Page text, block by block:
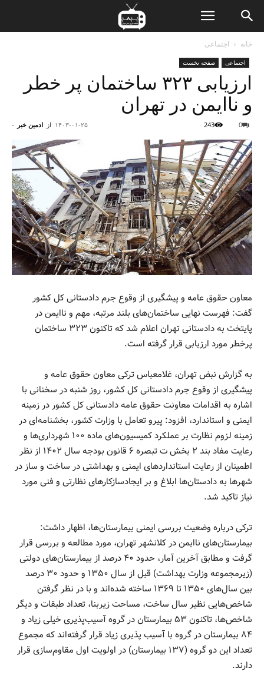
خانه اجتماعی
اجتماعی صفحه نخست
ارزیابی ۳۲۳ ساختمان پر خطر
و ناایمن در تهران
از ادمین خبر - ۱۴۰۳-۰۱-۲۵ 0
243
معاون حقوق عامه و پیشگیری از وقوع جرم دادستانی کل کشور
گفت: فهرست نهایی ساختمان‌های بلند مرتبه، مهم و ناایمن در
پایتخت به دادستانی تهران اعلام شد که تاکنون ۳۲۳ ساختمان
پرخطر مورد ارزیابی قرار گرفته است.
به گزارش نبض تهران، غلامعباس ترکی معاون حقوق عامه و
پیشگیری از وقوع جرم دادستانی کل کشور، روز شنبه در سخنانی با
اشاره به اقدامات معاونت حقوق عامه دادستانی کل کشور در زمینه
ایمنی و استاندارد، افزود: پیرو تعامل با وزارت کشور، بخشنامه‌ای در
زمینه لزوم نظارت بر عملکرد کمیسیون‌های ماده ۱۰۰ شهرداری‌ها و
رعایت مفاد بند ۲ بخش ت تبصره ۶ قانون بودجه سال ۱۴۰۲ از نظر
اطمینان از رعایت استاندارد‌های ایمنی و بهداشتی در ساخت و ساز در
شهر‌ها به دادستان‌ها ابلاغ و بر ایجادسازکار‌های نظارتی و فنی مورد
نیاز تاکید شد.
ترکی درباره وضعیت بررسی ایمنی بیمارستان‌ها، اظهار داشت:
بیمارستان‌های ناایمن در کلانشهر تهران، مورد مطالعه و بررسی قرار
گرفت و مطابق آخرین آمار، حدود ۴۰ درصد از بیمارستان‌های دولتی
(زیرمجموعه وزارت بهداشت) قبل از سال ۱۳۵۰ و حدود ۳۰ درصد
بین سال‌های ۱۳۵۰ تا ۱۳۶۹ ساخته شده‌اند و با در نظر گرفتن
شاخص‌هایی نظیر سال ساخت، مساحت زیربنا، تعداد طبقات و دیگر
شاخص‌ها، تاکنون ۵۳ بیمارستان در گروه آسیب‌پذیری خیلی زیاد و
۸۴ بیمارستان در گروه با آسیب پذیری زیاد قرار گرفته‌اند که مجموع
تعداد این دو گروه (۱۳۷ بیمارستان) در اولویت اول مقاوم‌سازی قرار
دارند.